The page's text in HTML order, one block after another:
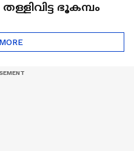
തള്ളിവിട്ട ഭൂകമ്പം